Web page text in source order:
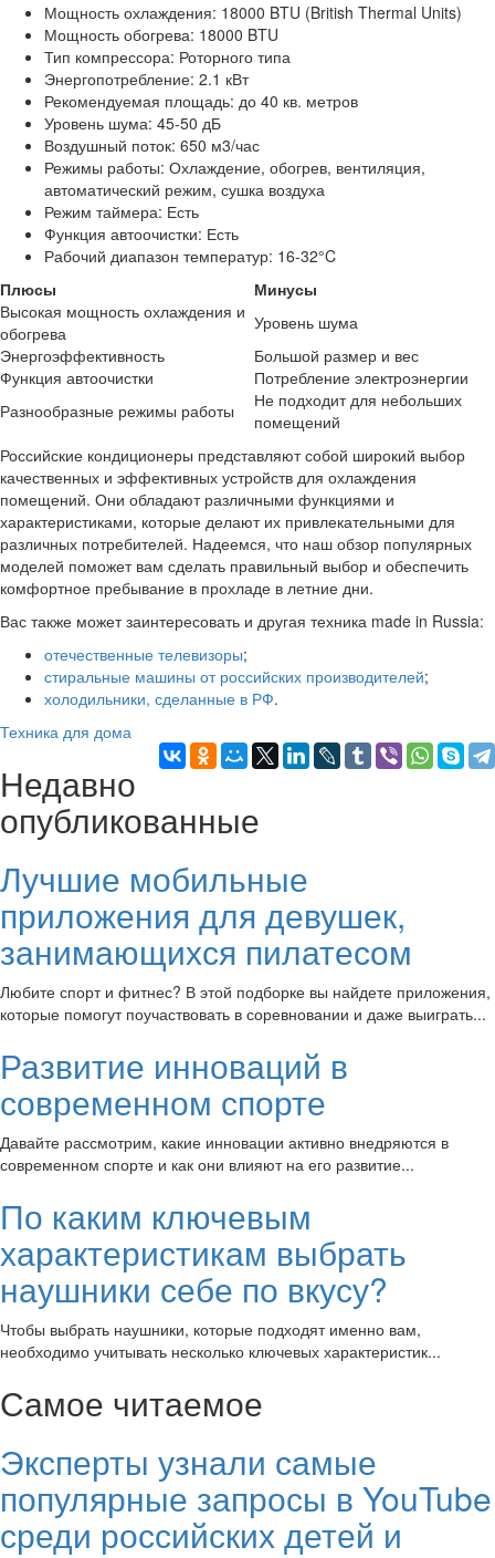
Мощность охлаждения: 18000 BTU (British Thermal Units)
Мощность обогрева: 18000 BTU
Тип компрессора: Роторного типа
Энергопотребление: 2.1 кВт
Рекомендуемая площадь: до 40 кв. метров
Уровень шума: 45-50 дБ
Воздушный поток: 650 м3/час
Режимы работы: Охлаждение, обогрев, вентиляция,
автоматический режим, сушка воздуха
Режим таймера: Есть
Функция автоочистки: Есть
Рабочий диапазон температур: 16-32°C
Плюсы
Минусы
Высокая мощность охлаждения и
обогрева
Уровень шума
Энергоэффективность
Большой размер и вес
Функция автоочистки
Потребление электроэнергии
Разнообразные режимы работы
Не подходит для небольших
помещений
Российские кондиционеры представляют собой широкий выбор
качественных и эффективных устройств для охлаждения
помещений. Они обладают различными функциями и
характеристиками, которые делают их привлекательными для
различных потребителей. Надеемся, что наш обзор популярных
моделей поможет вам сделать правильный выбор и обеспечить
комфортное пребывание в прохладе в летние дни.
Вас также может заинтересовать и другая техника made in Russia:
отечественные телевизоры;
стиральные машины от российских производителей;
холодильники, сделанные в РФ.
Техника для дома
Недавно
опубликованные
Лучшие мобильные
приложения для девушек,
занимающихся пилатесом
Любите спорт и фитнес? В этой подборке вы найдете приложения,
которые помогут поучаствовать в соревновании и даже выиграть...
Развитие инноваций в
современном спорте
Давайте рассмотрим, какие инновации активно внедряются в
современном спорте и как они влияют на его развитие...
По каким ключевым
характеристикам выбрать
наушники себе по вкусу?
Чтобы выбрать наушники, которые подходят именно вам,
необходимо учитывать несколько ключевых характеристик...
Самое читаемое
Эксперты узнали самые
популярные запросы в YouTube
среди российских детей и